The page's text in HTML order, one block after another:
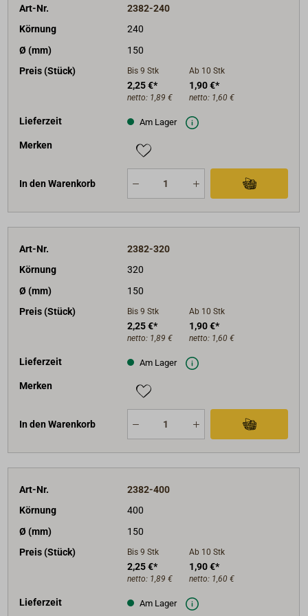
Art-Nr.
2382-240
Körnung
240
Ø (mm)
150
Preis (Stück)
Bis 9 Stk
2,25 €*
netto: 1,89 €
Ab 10 Stk
1,90 €*
netto: 1,60 €
Lieferzeit Am Lager
Merken
In den Warenkorb
Art-Nr.
2382-320
Körnung
320
Ø (mm)
150
Preis (Stück)
Bis 9 Stk
2,25 €*
netto: 1,89 €
Ab 10 Stk
1,90 €*
netto: 1,60 €
Lieferzeit Am Lager
Merken
In den Warenkorb
Art-Nr.
2382-400
Körnung
400
Ø (mm)
150
Preis (Stück)
Bis 9 Stk
2,25 €*
netto: 1,89 €
Ab 10 Stk
1,90 €*
netto: 1,60 €
Lieferzeit Am Lager